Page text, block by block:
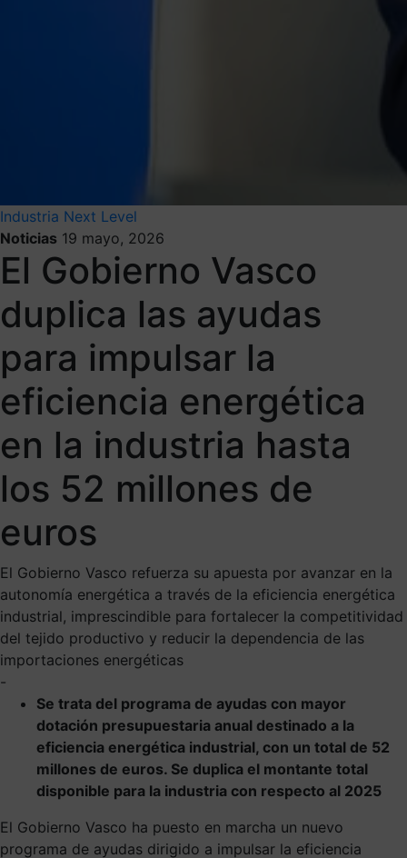
Industria Next Level
Noticias 19 mayo, 2026
El Gobierno Vasco
duplica las ayudas
para impulsar la
eficiencia energética
en la industria hasta
los 52 millones de
euros
El Gobierno Vasco refuerza su apuesta por avanzar en la
autonomía energética a través de la eficiencia energética
industrial, imprescindible para fortalecer la competitividad
del tejido productivo y reducir la dependencia de las
importaciones energéticas
-
Se trata del programa de ayudas con mayor
dotación presupuestaria anual destinado a la
eficiencia energética industrial, con un total de 52
millones de euros. Se duplica el montante total
disponible para la industria con respecto al 2025
El Gobierno Vasco ha puesto en marcha un nuevo
programa de ayudas dirigido a impulsar la eficiencia